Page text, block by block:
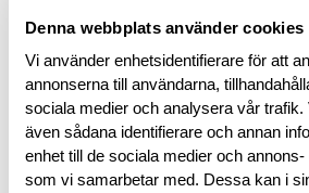
Denna webbplats använder cookies
Vi använder enhetsidentifierare för att
annonserna till användarna,
sociala medier och analysera vår trafik.
även sådana identifierare och annan
enhet till de sociala medier och
som vi samarbetar med. Dessa kan i
BESKRIVNING
RECENSIONER